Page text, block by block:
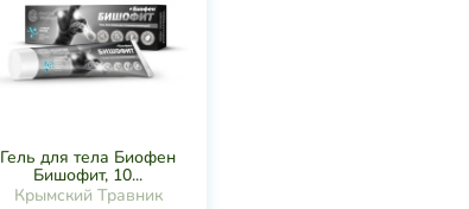
Гель для тела Биофен
Бишофит, 10...
Крымский Травник